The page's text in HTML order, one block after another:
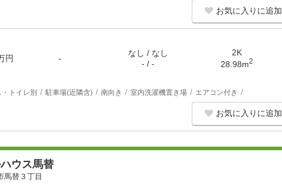
お気に入りに追加
円 -
なし / なし
- / -
2K
28.98m2
トイレ別 駐車場(近隣含) 南向き 室内洗濯機置き場 エアコン付き
お気に入りに追加
ウス馬替
馬替３丁目